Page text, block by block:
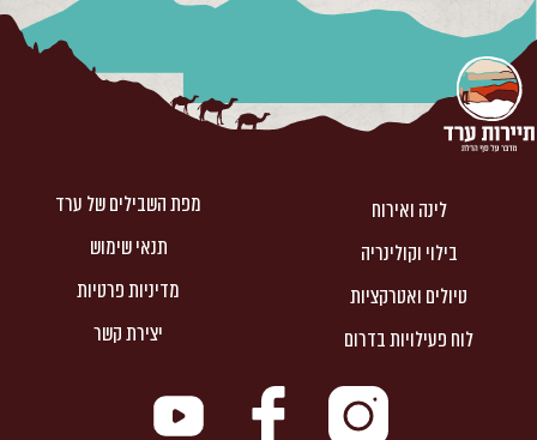
לינה ואירוח
בילוי וקולינריה
טיולים ואטרקציות
לוח פעילויות בדרום
מפת השבילים של ערד
תנאי שימוש
מדיניות פרטיות
יצירת קשר